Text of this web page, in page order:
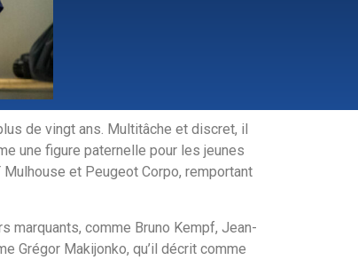
de vingt ans. Multitâche et discret, il
une figure paternelle pour les jeunes
et Peugeot Corpo, remportant
marquants, comme Bruno Kempf, Jean-
Grégor Makijonko, qu’il décrit comme